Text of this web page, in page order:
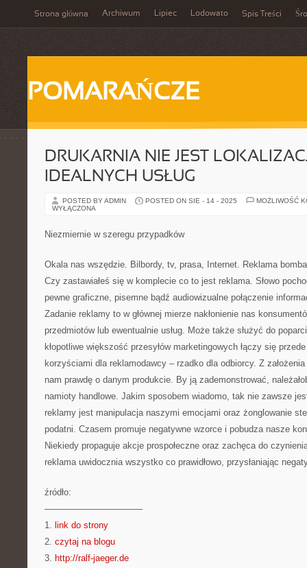
Strona główna Archiwum Lipiec Lodowato Spis Treści
POMARAŃCZE
DRUKARNIA NIE JEST
IDEALNYCH USŁUG
POSTED BY ADMIN POSTED ON SIE - 14 - 2025
MOŻLIWOŚĆ
WYŁĄCZONA
Niezmiernie w szeregu przypadków
Okala nas wszędzie. Bilbordy, tv, prasa, Internet. Reklama
Czy zastawiałeś się w komplecie co to jest reklama. Słowo
pewne graficzne, pisemne bądź audiowizualne połączenie
Zadanie reklamy to w głównej mierze nakłonienie nas
przedmiotów lub ewentualnie usług. Może także służyć do
kłopotliwe większość przesyłów marketingowych łączy się
korzyściami dla reklamodawcy – rzadko dla odbiorcy. Z
nam prawdę o danym produkcie. By ją zademonstrować,
namioty handlowe. Jakim sposobem wiadomo, tak nie zawsze
reklamy jest manipulacja naszymi emocjami oraz żonglowanie
podatni. Czasem promuje negatywne wzorce i pobudza nasze
Niekiedy propaguje akcje prospołeczne oraz zachęca do
reklama uwidocznia wszystko co prawidłowo, przysłaniając
źródło:
———————————
1. link do strony
2. czytaj na blogu
3. http://ralf-jaeger.de